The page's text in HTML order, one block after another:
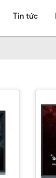
Tin tức